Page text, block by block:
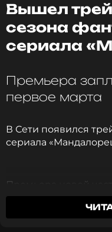
Вышел
сезона
сериала
Премьера
первое марта
В Сети появился
сериала
Премьера новой
мотивам «Звездных
марта. В качестве